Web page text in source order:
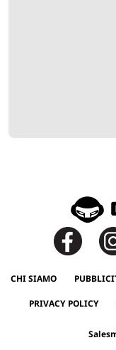
CHI SIAMO
PRIVACY POLICY